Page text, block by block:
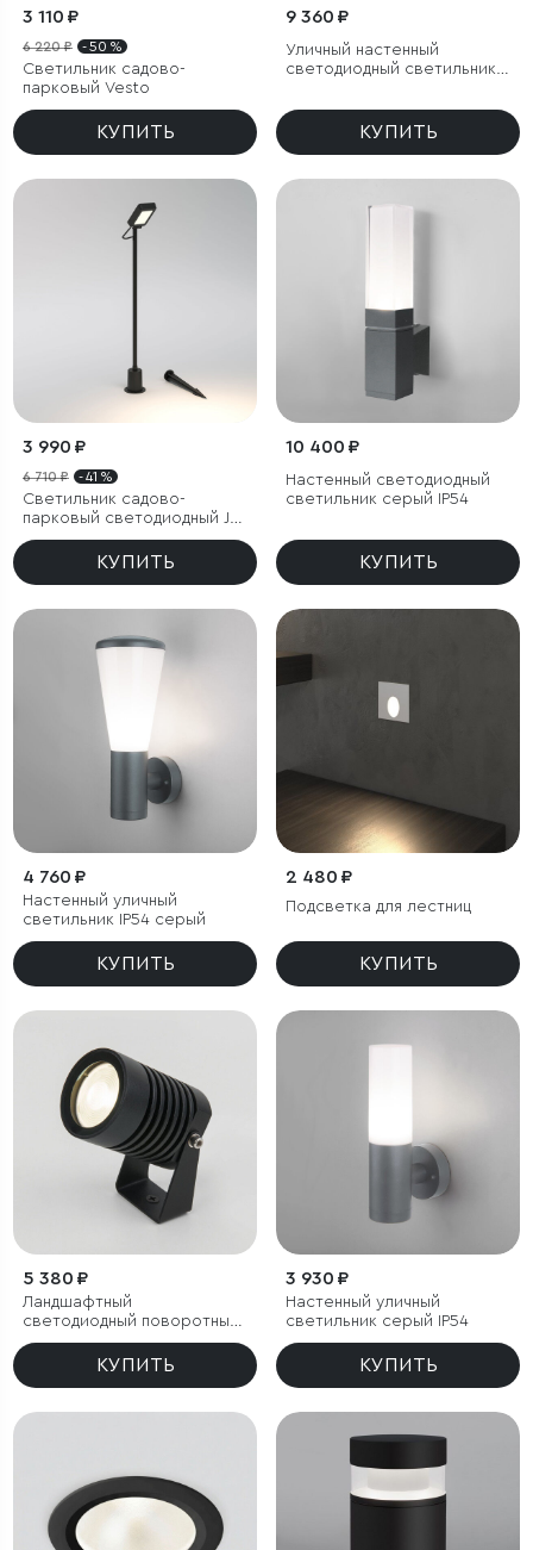
3 110 ₽
6 220 ₽ - 50 %
Светильник садово-
парковый Vesto
КУПИТЬ
9 360 ₽
Уличный настенный
светодиодный светильник
движения
КУПИТЬ
3 990 ₽
6 710 ₽ - 41 %
Светильник садово-
парковый светодиодный Joli
черный
КУПИТЬ
10 400 ₽
Настенный светодиодный
светильник cерый IP54
КУПИТЬ
4 760 ₽
Настенный уличный
светильник IP54 серый
КУПИТЬ
2 480 ₽
Подсветка для лестниц
КУПИТЬ
5 380 ₽
Ландшафтный
светодиодный поворотный
светильник Landscape IP54
КУПИТЬ
3 930 ₽
Настенный уличный
светильник серый IP54
КУПИТЬ